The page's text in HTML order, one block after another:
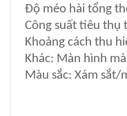
Độ méo hài tổng
Công suất tiêu thụ
Khoảng cách thu
Khác: Màn hình
Màu sắc: Xám sắt/